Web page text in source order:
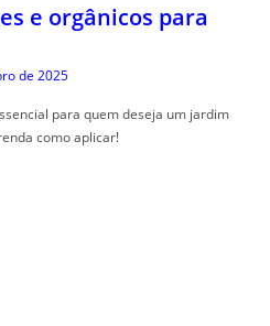
e orgânicos para
de 2025
para quem deseja um jardim
como aplicar!